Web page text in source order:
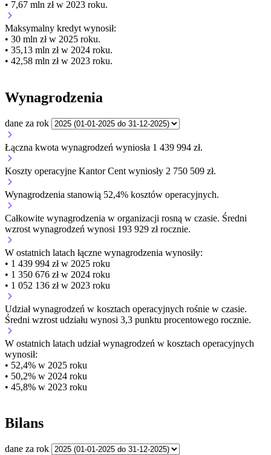
• 7,67 mln zł w 2023 roku.
Maksymalny kredyt wynosił:
• 30 mln zł w 2025 roku.
• 35,13 mln zł w 2024 roku.
• 42,58 mln zł w 2023 roku.
Wynagrodzenia
dane za rok
Łączna kwota wynagrodzeń wyniosła 1 439 994 zł.
Koszty operacyjne Kantor Cent wyniosły 2 750 509 zł.
Wynagrodzenia stanowią 52,4% kosztów operacyjnych.
Całkowite wynagrodzenia w organizacji rosną w czasie. Średni
wzrost wynagrodzeń wynosi 193 929 zł rocznie.
W ostatnich latach łączne wynagrodzenia wynosiły:
• 1 439 994 zł w 2025 roku
• 1 350 676 zł w 2024 roku
• 1 052 136 zł w 2023 roku
Udział wynagrodzeń w kosztach operacyjnych rośnie w czasie.
Średni wzrost udziału wynosi 3,3 punktu procentowego rocznie.
W ostatnich latach udział wynagrodzeń w kosztach operacyjnych
wynosił:
• 52,4% w 2025 roku
• 50,2% w 2024 roku
• 45,8% w 2023 roku
Bilans
dane za rok